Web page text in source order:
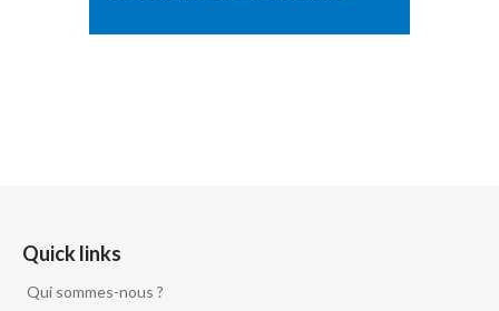
Quick links
Qui sommes-nous ?